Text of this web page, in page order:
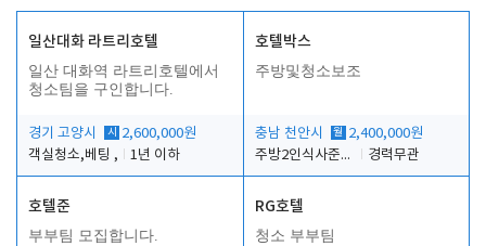
일산대화 라트리호텔
일산 대화역 라트리호텔에서
청소팀을 구인합니다.
경기 고양시 시
2,600,000원
객실청소,베팅 ,
1년 이하
호텔박스
주방및청소보조
충남 천안시 월 2,400,000원
주방2인식사준비및청소린렌보조
경력무관
호텔준
부부팀 모집합니다.
RG호텔
청소 부부팀